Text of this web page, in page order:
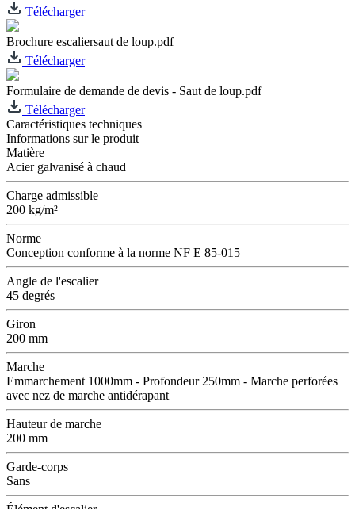
Télécharger
Brochure escaliersaut de loup.pdf
Télécharger
Formulaire de demande de devis - Saut de loup.pdf
Télécharger
Caractéristiques techniques
Informations sur le produit
Matière
Acier galvanisé à chaud
Charge admissible
200 kg/m²
Norme
Conception conforme à la norme NF E 85-015
Angle de l'escalier
45 degrés
Giron
200 mm
Marche
Emmarchement 1000mm - Profondeur 250mm - Marche perforées
avec nez de marche antidérapant
Hauteur de marche
200 mm
Garde-corps
Sans